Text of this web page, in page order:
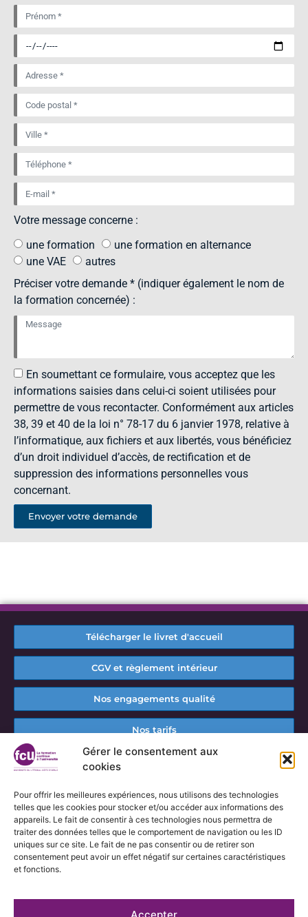
Gérer le consentement aux
cookies
Pour offrir les meilleures expériences, nous utilisons des technologies
telles que les cookies pour stocker et/ou accéder aux informations des
appareils. Le fait de consentir à ces technologies nous permettra de
traiter des données telles que le comportement de navigation ou les ID
uniques sur ce site. Le fait de ne pas consentir ou de retirer son
consentement peut avoir un effet négatif sur certaines caractéristiques
et fonctions.
Accepter
Votre message concerne :
une formation
une formation en alternance
une VAE
autres
Préciser votre demande * (indiquer également le nom de
la formation concernée) :
En soumettant ce formulaire, vous acceptez que les
informations saisies dans celui-ci soient utilisées pour
permettre de vous recontacter. Conformément aux articles
38, 39 et 40 de la loi n° 78-17 du 6 janvier 1978, relative à
l’informatique, aux fichiers et aux libertés, vous bénéficiez
d’un droit individuel d’accès, de rectification et de
suppression des informations personnelles vous
concernant.
Envoyer votre demande
Télécharger le livret d'accueil
CGV et règlement intérieur
Nos engagements qualité
Nos tarifs